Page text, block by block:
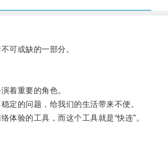
可或缺的一部分。
着重要的角色。
的问题，给我们的生活带来不便。
验的工具，而这个工具就是“快连”。